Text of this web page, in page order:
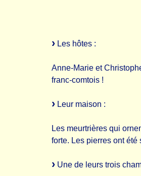
Les hôtes :
Anne-Marie et
franc-comtois !
Leur maison :
Les meurtrières qui
forte. Les pierres ont été
Une de leurs trois